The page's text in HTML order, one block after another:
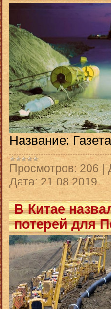
Название:
Просмотров: 206 |
Дата: 21.08.2019
В Китае
потерей для